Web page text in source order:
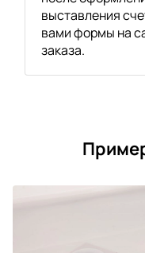
выставления
вами формы на
заказа.